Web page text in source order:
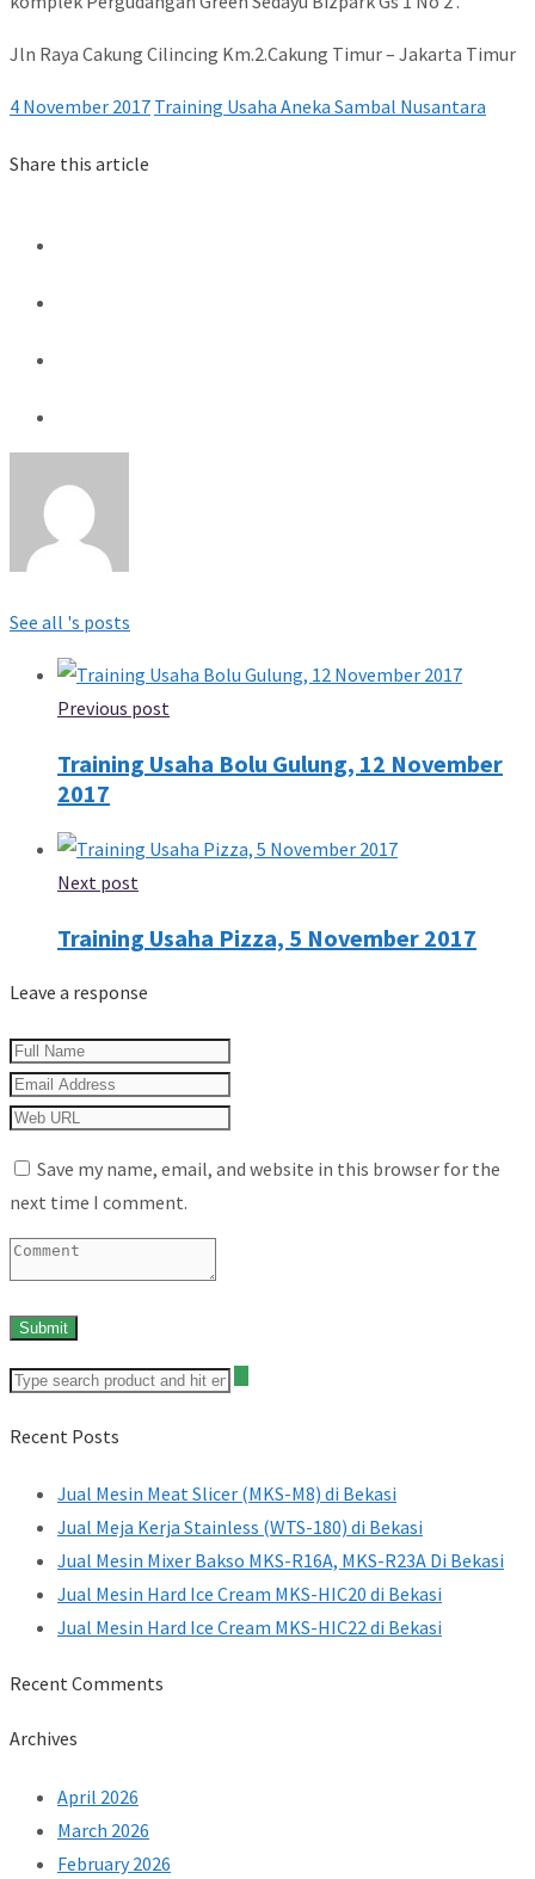
Jln Raya Cakung Cilincing Km.2.Cakung Timur – Jakarta Timur
4 November 2017 Training Usaha Aneka Sambal Nusantara
Share this article
See all 's posts
Previous post
Training Usaha Bolu Gulung, 12 November
2017
Next post
Training Usaha Pizza, 5 November 2017
Leave a response
Save my name, email, and website in this browser for the
next time I comment.
Recent Posts
Jual Mesin Meat Slicer (MKS-M8) di Bekasi
Jual Meja Kerja Stainless (WTS-180) di Bekasi
Jual Mesin Mixer Bakso MKS-R16A, MKS-R23A Di Bekasi
Jual Mesin Hard Ice Cream MKS-HIC20 di Bekasi
Jual Mesin Hard Ice Cream MKS-HIC22 di Bekasi
Recent Comments
Archives
April 2026
March 2026
February 2026